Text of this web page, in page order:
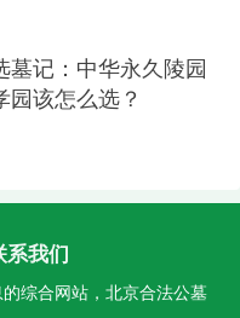
墓记：中华永久陵园
园该怎么选？
系我们
综合网站，北京合法公墓